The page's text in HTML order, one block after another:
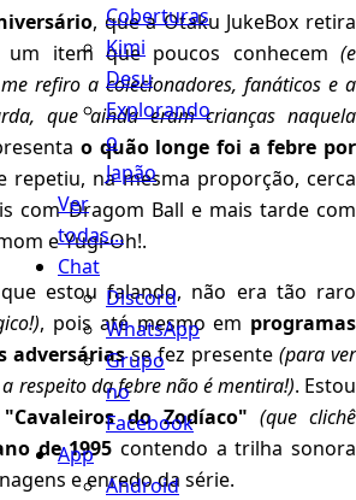
Coberturas
Kimi
Desu
Explorando
o
Japão
Ver
todas...
Chat
Discord
WhatsApp
Grupo
no
Facebook
App
Android
, que a Otaku JukeBox retira
um item que poucos conhecem (e
refiro a colecionadores, fanáticos e a
que ainda eram crianças naquela
o quão longe foi a febre por
repetiu, na mesma proporção, cerca
com Dragom Ball e mais tarde com
e Yugi-Oh!.
estou falando, não era tão raro
, pois até mesmo em programas
adversáriasse fez presente (para ver
respeito da febre não é mentira!). Estou
"Cavaleiros do Zodíaco" (que clichê
de 1995 contendo a trilha sonora
e enredo da série.